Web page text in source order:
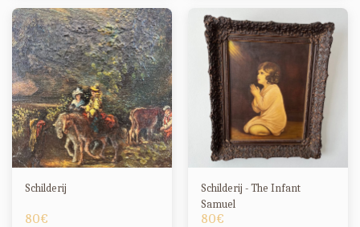
Schilderij
80€
Schilderij - The Infant
Samuel
80€